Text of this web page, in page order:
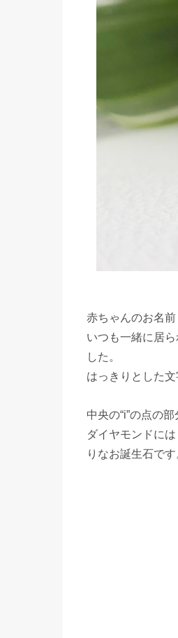
赤ちゃんのお名前
いつも一緒に居
した。
はっきりとした
中央の“i”の点の
ダイヤモンドに
りなお誕生石です